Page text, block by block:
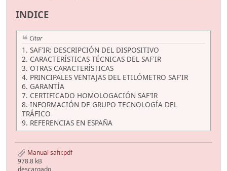
INDICE
Citar
1. SAF'IR: DESCRIPCIÓN DEL DISPOSITIVO
2. CARACTERÍSTICAS TÉCNICAS DEL SAF'IR
3. OTRAS CARACTERÍSTICAS
4. PRINCIPALES VENTAJAS DEL ETILÓMETRO SAF'IR
6. GARANTÍA
7. CERTIFICADO HOMOLOGACIÓN SAF'IR
8. INFORMACIÓN DE GRUPO TECNOLOGÍA DEL
TRÁFICO
9. REFERENCIAS EN ESPAÑA
Manual safir.pdf
978.8 kB